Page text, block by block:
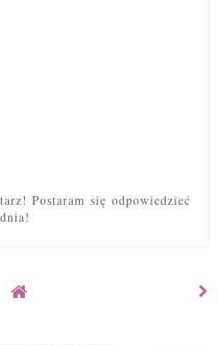
Postaram się odpowiedzieć